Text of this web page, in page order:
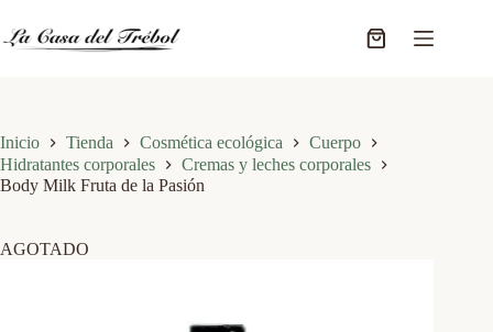
contenido
Carro
Inicio Tienda Cosmética ecológica
Cuerpo
Hidratantes corporales
Cremas y leches corporales
Body Milk Fruta de la Pasión
AGOTADO